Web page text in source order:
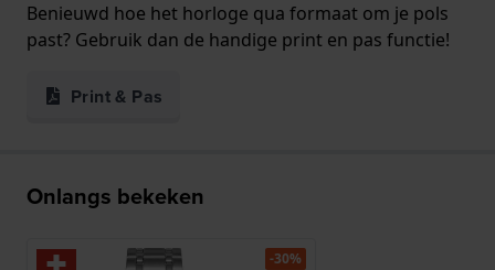
Benieuwd hoe het horloge qua formaat om je pols
past? Gebruik dan de handige print en pas functie!
Print & Pas
Onlangs bekeken
-30%